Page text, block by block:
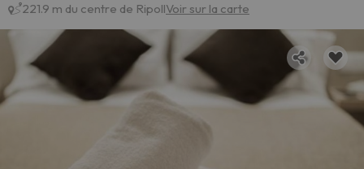
221.9 m du centre de RipollVoir sur la carte